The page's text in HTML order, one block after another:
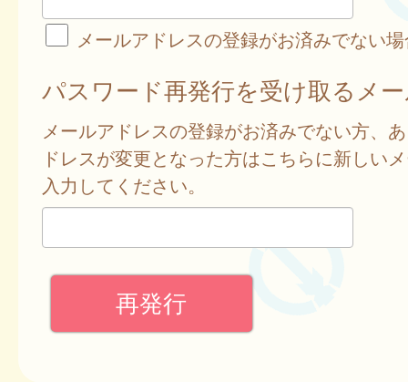
メールアドレスの登録がお済みでない
パスワード再発行を受け取るメ
メールアドレスの登録がお済みでない方、
ドレスが変更となった方はこちらに新しい
入力してください。